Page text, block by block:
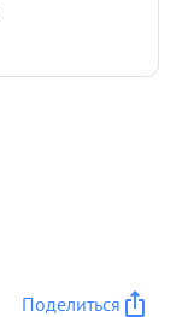
Поделиться